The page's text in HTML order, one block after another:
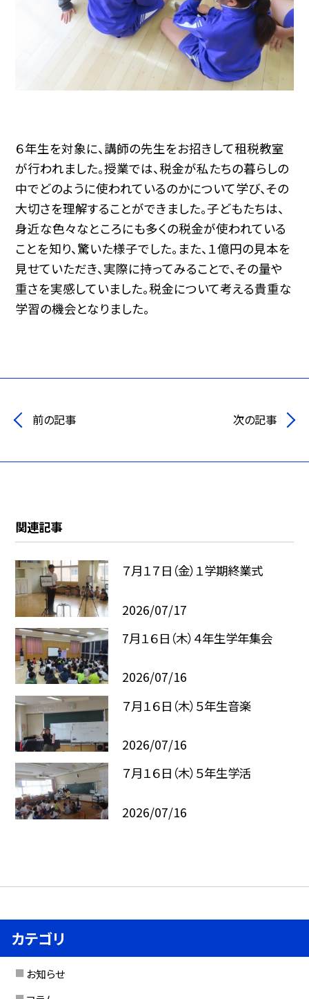
６年生を対象に、講師の先生をお招きして租税教室
が行われました。授業では、税金が私たちの暮らしの
中でどのように使われているのかについて学び、その
大切さを理解することができました。子どもたちは、
身近な色々なところにも多くの税金が使われている
ことを知り、驚いた様子でした。また、１億円の見本を
見せていただき、実際に持ってみることで、その量や
重さを実感していました。税金について考える貴重な
学習の機会となりました。
前の記事 次の記事
関連記事
７月１７日（金）１学期終業式
2026/07/17
7月１６日（木）４年生学年集会
2026/07/16
７月１６日（木）５年生音楽
2026/07/16
７月１６日（木）５年生学活
2026/07/16
カテゴリ
お知らせ